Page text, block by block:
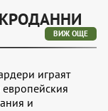
ВИЖ ОЩЕ
играят
и